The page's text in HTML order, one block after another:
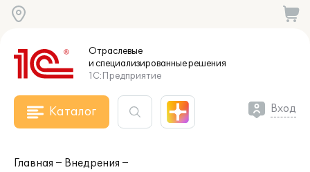
Отраслевые
и специализированныерешения
1С:Предприятие
Каталог Вход
Главная
Внедрения